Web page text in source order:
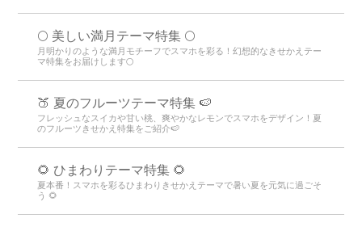
🌕 美しい満月テーマ特集 🌕
月明かりのような満月モチーフでスマホを彩る！幻想的なきせかえテー
マ特集をお届けします🌕
🍑 夏のフルーツテーマ特集 🍉
フレッシュなスイカや甘い桃、爽やかなレモンでスマホをデザイン！夏
のフルーツきせかえ特集をご紹介🍉
🌻 ひまわりテーマ特集 🌻
夏本番！スマホを彩るひまわりきせかえテーマで暑い夏を元気に過ごそ
う 🌻